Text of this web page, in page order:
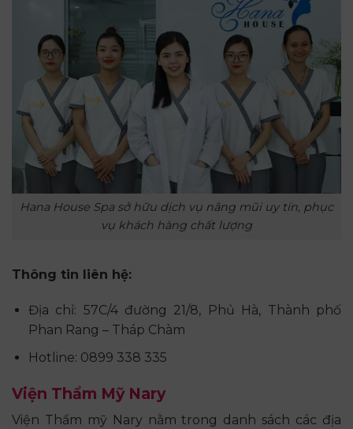
Hana House Spa sở hữu dịch vụ nâng mũi uy tín, phục
vụ khách hàng chất lượng
Thông tin liên hệ:
Địa chỉ: 57C/4 đường 21/8, Phủ Hà, Thành phố
Phan Rang – Tháp Chàm
Hotline: 0899 338 335
Viện Thẩm Mỹ Nary
Viện Thẩm mỹ Nary nằm trong danh sách các địa